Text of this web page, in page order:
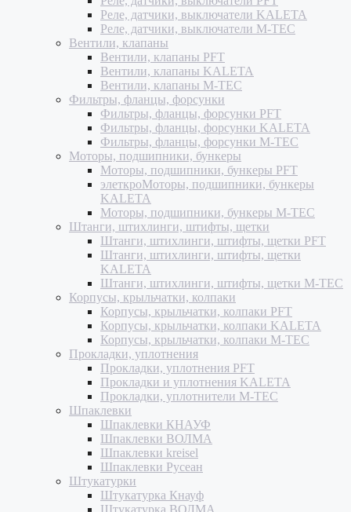
Реле, датчики, выключатели KALETA
Реле, датчики, выключатели M-TEC
Вентили, клапаны
Вентили, клапаны PFT
Вентили, клапаны KALETA
Вентили, клапаны M-TEC
Фильтры, фланцы, форсунки
Фильтры, фланцы, форсунки PFT
Фильтры, фланцы, форсунки KALETA
Фильтры, фланцы, форсунки M-TEC
Моторы, подшипники, бункеры
Моторы, подшипники, бункеры PFT
элеткроМоторы, подшипники, бункеры
KALETA
Моторы, подшипники, бункеры M-TEC
Штанги, штихлинги, штифты, щетки
Штанги, штихлинги, штифты, щетки PFT
Штанги, штихлинги, штифты, щетки
KALETA
Штанги, штихлинги, штифты, щетки M-TEC
Корпусы, крыльчатки, колпаки
Корпусы, крыльчатки, колпаки PFT
Корпусы, крыльчатки, колпаки KALETA
Корпусы, крыльчатки, колпаки M-TEC
Прокладки, уплотнения
Прокладки, уплотнения PFT
Прокладки и уплотнения KALETA
Прокладки, уплотнители M-TEC
Шпаклевки
Шпаклевки КНАУФ
Шпаклевки ВОЛМА
Шпаклевки kreisel
Шпаклевки Русеан
Штукатурки
Штукатурка Кнауф